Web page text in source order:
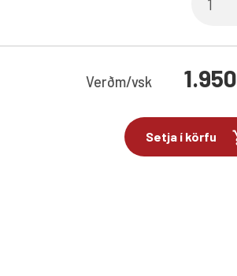
Verðm/vsk 1.950
Setja í körfu